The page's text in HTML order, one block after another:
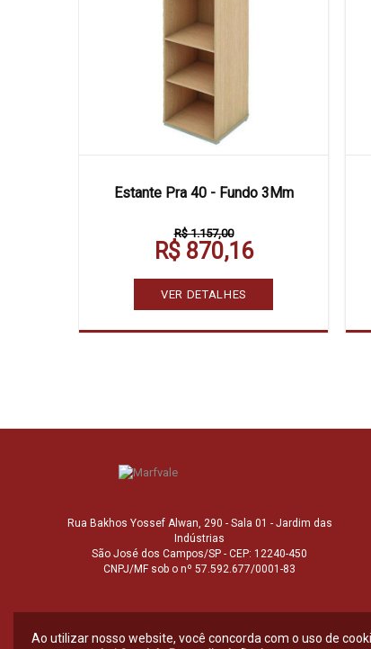
Estante Pra 40 - Fundo 3Mm
R$ 1.157,00
R$ 870,16
VER DETALHES
Rua Bakhos Yossef Alwan, 290 - Sala 01 - Jardim das
Indústrias
São José dos Campos/SP - CEP: 12240-450
CNPJ/MF sob o nº 57.592.677/0001-83
Ao utilizar nosso website, você concorda com o uso de